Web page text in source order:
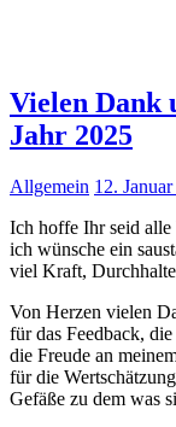
Vielen Dank
Jahr 2025
Allgemein 12.
Ich hoffe Ihr seid alle
ich wünsche ein
viel Kraft,
Von Herzen vielen
für das Feedback,
die Freude an
für die
Gefäße zu dem was